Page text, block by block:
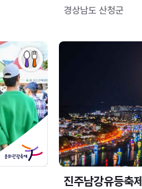
경상남도 산청군
진주남강유등축제